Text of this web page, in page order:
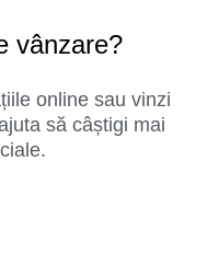
vânzare?
online sau vinzi
să câștigi mai